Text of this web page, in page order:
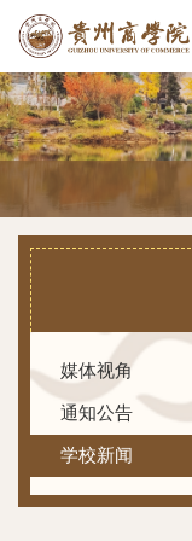
媒体视角
通知公告
学校新闻